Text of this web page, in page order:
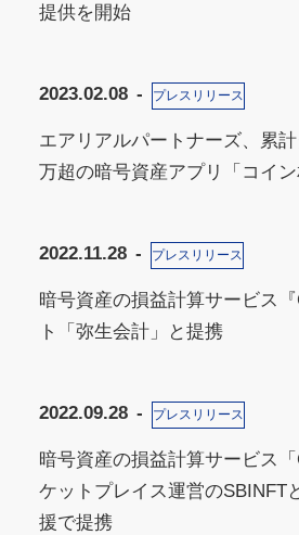
提供を開始
2023.02.08 プレスリリース
エアリアルパートナーズ、累
万超の暗号資産アプリ「コイ
2022.11.28 プレスリリース
暗号資産の損益計算サービス
ト「弥生会計」と提携
2022.09.28 プレスリリース
暗号資産の損益計算サービス
ケットプレイス運営のSBINFT
援で提携